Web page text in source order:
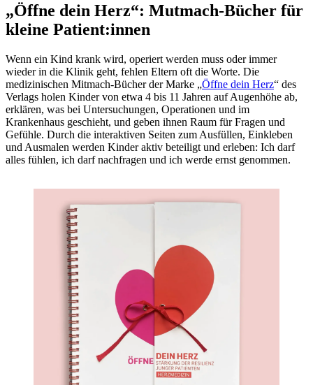
„Öffne dein Herz“: Mutmach-Bücher für
kleine Patient:innen
Wenn ein Kind krank wird, operiert werden muss oder immer
wieder in die Klinik geht, fehlen Eltern oft die Worte. Die
medizinischen Mitmach-Bücher der Marke „Öffne dein Herz“ des
Verlags holen Kinder von etwa 4 bis 11 Jahren auf Augenhöhe ab,
erklären, was bei Untersuchungen, Operationen und im
Krankenhaus geschieht, und geben ihnen Raum für Fragen und
Gefühle. Durch die interaktiven Seiten zum Ausfüllen, Einkleben
und Ausmalen werden Kinder aktiv beteiligt und erleben: Ich darf
alles fühlen, ich darf nachfragen und ich werde ernst genommen.